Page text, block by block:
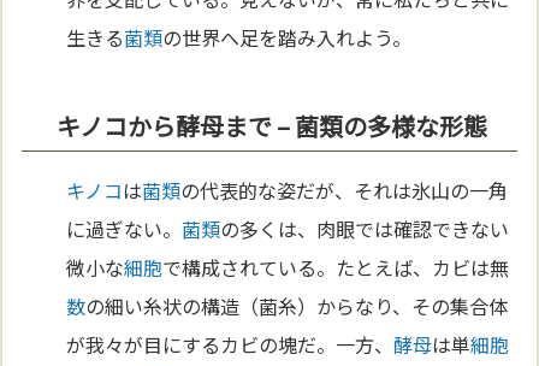
生きる菌類の世界へ足を踏み入れよう。
キノコから酵母まで – 菌類の多様な形態
キノコは菌類の代表的な姿だが、それは氷山の一角
に過ぎない。 菌類の多くは、肉眼では確認できない
微小な細胞で構成されている。たとえば、カビは無
数の細い糸状の構造（菌糸）からなり、その集合体
が我々が目にするカビの塊だ。一方、酵母は単細胞